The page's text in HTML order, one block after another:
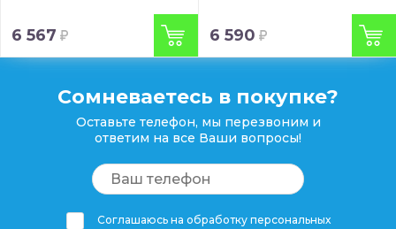
6 567 6 590
Сомневаетесь в покупке?
Оставьте телефон, мы перезвоним и
ответим на все Ваши вопросы!
Соглашаюсь на обработку персональных